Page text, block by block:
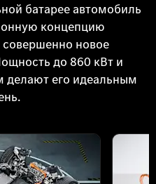
батарее автомобиль
концепцию
новое
до 860 кВт и
делают его идеальным